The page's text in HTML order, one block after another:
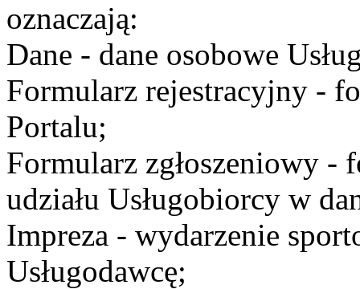
oznaczają:
Dane - dane osobowe
Formularz rejestracyjny -
Portalu;
Formularz zgłoszeniowy -
udziału Usługobiorcy w
Impreza - wydarzenie
Usługodawcę;